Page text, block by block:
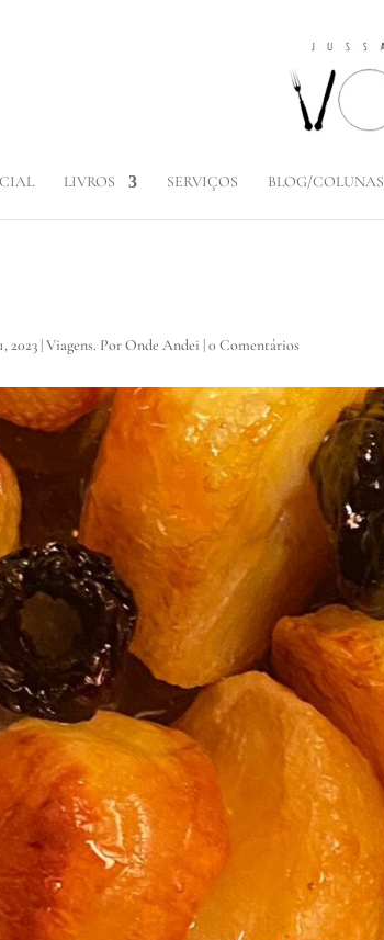
LIVROS SERVIÇOS BLOG/COLUNAS
2023 |Viagens. Por Onde Andei |0 Comentários